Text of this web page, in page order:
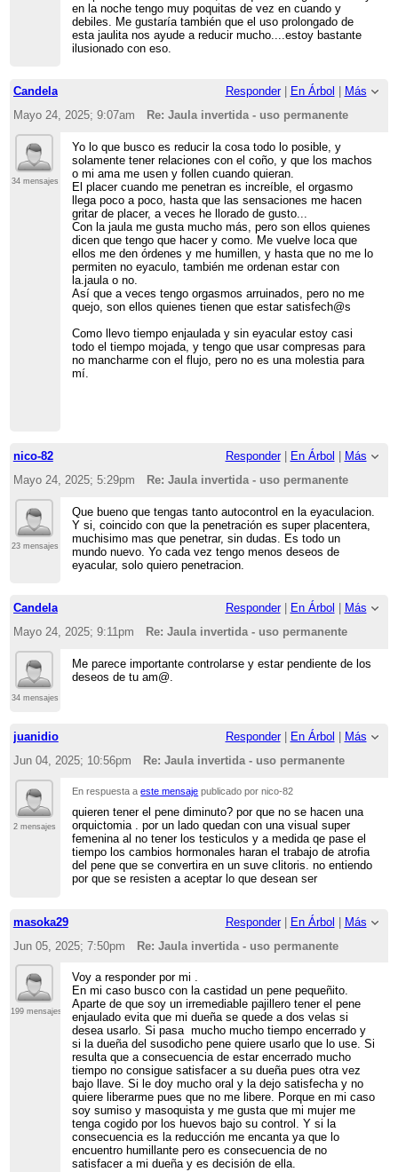
en la noche tengo muy poquitas de vez en cuando y
debiles. Me gustaría también que el uso prolongado de
esta jaulita nos ayude a reducir mucho....estoy bastante
ilusionado con eso.
Candela Responder| En Árbol
Más
Mayo 24, 2025; 9:07am
Re: Jaula invertida - uso permanente
34 mensajes
Yo lo que busco es reducir la cosa todo lo posible, y
solamente tener relaciones con el coño, y que los machos
o mi ama me usen y follen cuando quieran.
El placer cuando me penetran es increíble, el orgasmo
llega poco a poco, hasta que las sensaciones me hacen
gritar de placer, a veces he llorado de gusto...
Con la jaula me gusta mucho más, pero son ellos quienes
dicen que tengo que hacer y como. Me vuelve loca que
ellos me den órdenes y me humillen, y hasta que no me lo
permiten no eyaculo, también me ordenan estar con
la.jaula o no.
Así que a veces tengo orgasmos arruinados, pero no me
quejo, son ellos quienes tienen que estar satisfech@s
Como llevo tiempo enjaulada y sin eyacular estoy casi
todo el tiempo mojada, y tengo que usar compresas para
no mancharme con el flujo, pero no es una molestia para
mí.
nico-82 Responder| En Árbol
Más
Mayo 24, 2025; 5:29pm
Re: Jaula invertida - uso permanente
23 mensajes
Que bueno que tengas tanto autocontrol en la eyaculacion.
Y si, coincido con que la penetración es super placentera,
muchisimo mas que penetrar, sin dudas. Es todo un
mundo nuevo. Yo cada vez tengo menos deseos de
eyacular, solo quiero penetracion.
Candela Responder| En Árbol
Más
Mayo 24, 2025; 9:11pm
Re: Jaula invertida - uso permanente
34 mensajes
Me parece importante controlarse y estar pendiente de los
deseos de tu am@.
juanidio Responder| En Árbol
Más
Jun 04, 2025; 10:56pm
Re: Jaula invertida - uso permanente
2 mensajes
En respuesta aeste mensaje publicado por nico-82
quieren tener el pene diminuto? por que no se hacen una
orquictomia . por un lado quedan con una visual super
femenina al no tener los testiculos y a medida qe pase el
tiempo los cambios hormonales haran el trabajo de atrofia
del pene que se convertira en un suve clitoris. no entiendo
por que se resisten a aceptar lo que desean ser
masoka29 Responder| En Árbol | Más
Jun 05, 2025; 7:50pm
Re: Jaula invertida - uso permanente
199 mensajes
Voy a responder por mi .
En mi caso busco con la castidad un pene pequeñito.
Aparte de que soy un irremediable pajillero tener el pene
enjaulado evita que mi dueña se quede a dos velas si
desea usarlo. Si pasa mucho mucho tiempo encerrado y
si la dueña del susodicho pene quiere usarlo que lo use. Si
resulta que a consecuencia de estar encerrado mucho
tiempo no consigue satisfacer a su dueña pues otra vez
bajo llave. Si le doy mucho oral y la dejo satisfecha y no
quiere liberarme pues que no me libere. Porque en mi caso
soy sumiso y masoquista y me gusta que mi mujer me
tenga cogido por los huevos bajo su control. Y si la
consecuencia es la reducción me encanta ya que lo
encuentro humillante pero es consecuencia de no
satisfacer a mi dueña y es decisión de ella.